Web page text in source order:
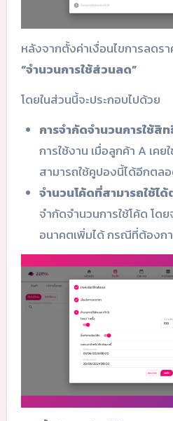
หลังจากตั้งค่าเงื่อนไขการลดร
“จำนวนการใช้ส่วนลด”
โดยในส่วนนี้จะประกอบไปด้วย
การจำกัดจำนวนการใช้สิท
การใช้งาน เมื่อลูกค้า A เคย
สามารถใช้คูปองนี้ได้อีกตล
จำนวนโค้ดที่สามารถใช้ไ
จำกัดจำนวนการใช้โค้ด โด
อนาคตเพิ่มได้ กรณีที่ต้องก